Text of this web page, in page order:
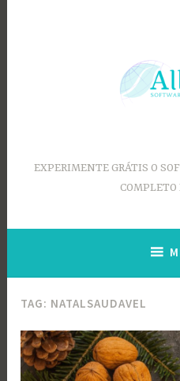
EXPERIMENTE GRÁTIS O
COMPLETO
TAG: NATALSAUDAVEL